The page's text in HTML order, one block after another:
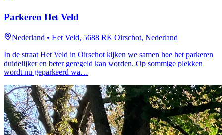
Parkeren Het Veld
Nederland • Het Veld, 5688 RK Oirschot, Nederland
In de straat Het Veld in Oirschot kijken we samen hoe het parkeren
duidelijker en beter geregeld kan worden. Op sommige plekken
wordt nu geparkeerd wa…